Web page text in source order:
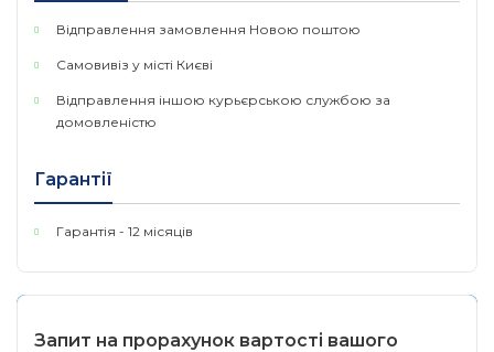
особливості
RTU/ASCII
1 Ethernet порт і до 4 RS-232/422/485 serial портів
одночасних запитів до "майстра"
70% зусиль при конфігурації
Відправлення замовлення Новою поштою
Самовивіз у місті Києві
Відправлення іншою курьєрською службою за
домовленістю
Гарантії
Гарантія - 12 місяців
Запит на прорахунок вартості вашого